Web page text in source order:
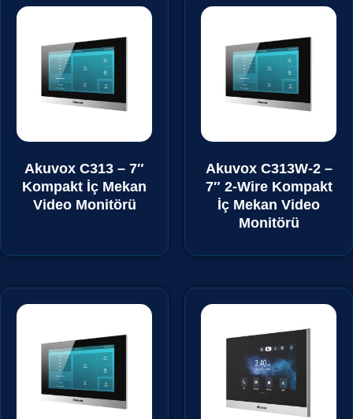
Akuvox C313 – 7″
Kompakt İç Mekan
Video Monitörü
Akuvox C313W-2 –
7″ 2-Wire Kompakt
İç Mekan Video
Monitörü